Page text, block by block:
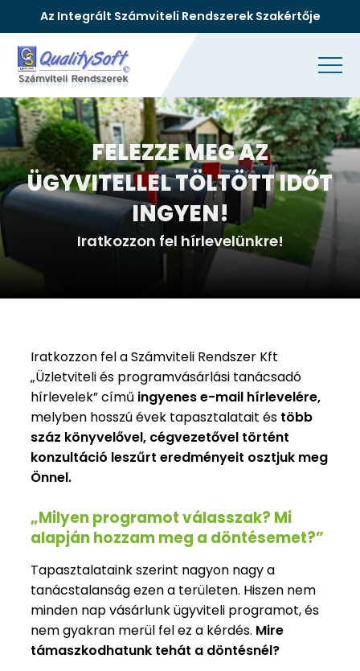
Az Integrált Számviteli Rendszerek Szakértője
FELEZZE MEG AZ
ÜGYVITELLEL TÖLTÖTT IDŐT
INGYEN!
Iratkozzon fel hírlevelünkre!
Iratkozzon fel a Számviteli Rendszer Kft
„Üzletviteli és programvásárlási tanácsadó
hírlevelek” című ingyenes e-mail hírlevelére,
melyben hosszú évek tapasztalatait és több
száz könyvelővel, cégvezetővel történt
konzultáció leszűrt eredményeit osztjuk meg
Önnel.
„Milyen programot válasszak? Mi
alapján hozzam meg a döntésemet?”
Tapasztalataink szerint nagyon nagy a
tanácstalanság ezen a területen. Hiszen nem
minden nap vásárlunk ügyviteli programot, és
nem gyakran merül fel ez a kérdés. Mire
támaszkodhatunk tehát a döntésnél?